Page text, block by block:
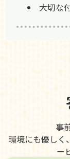
大切な
事
環境にも優しく
ー